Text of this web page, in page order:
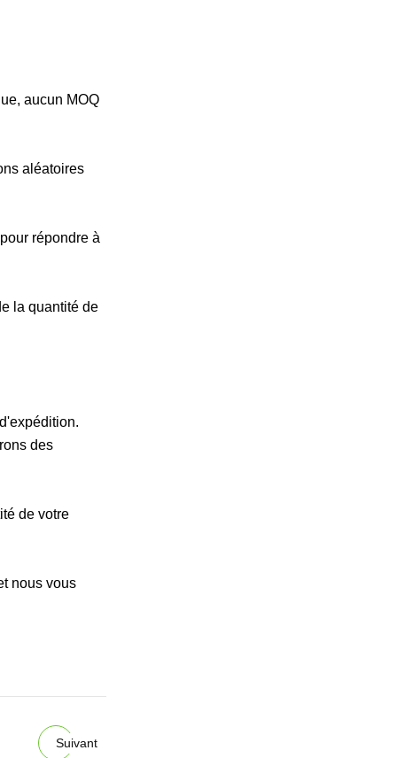
aucun MOQ
aléatoires
répondre à
la quantité de
des
de votre
nous vous
Suivant